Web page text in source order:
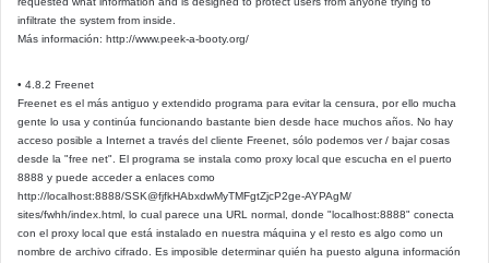
infiltrate the system from inside.
Más información: http://www.peek-a-booty.org/
• 4.8.2 Freenet
Freenet es el más antiguo y extendido programa para evitar la censura, por ello mucha
gente lo usa y continúa funcionando bastante bien desde hace muchos años. No hay
acceso posible a Internet a través del cliente Freenet, sólo podemos ver / bajar cosas
desde la "free net". El programa se instala como proxy local que escucha en el puerto
8888 y puede acceder a enlaces como
http://localhost:8888/SSK@fjfkHAbxdwMyTMFgtZjcP2ge-AYPAgM/
sites/fwhh/index.html, lo cual parece una URL normal, donde "localhost:8888" conecta
con el proxy local que está instalado en nuestra máquina y el resto es algo como un
nombre de archivo cifrado. Es imposible determinar quién ha puesto alguna información